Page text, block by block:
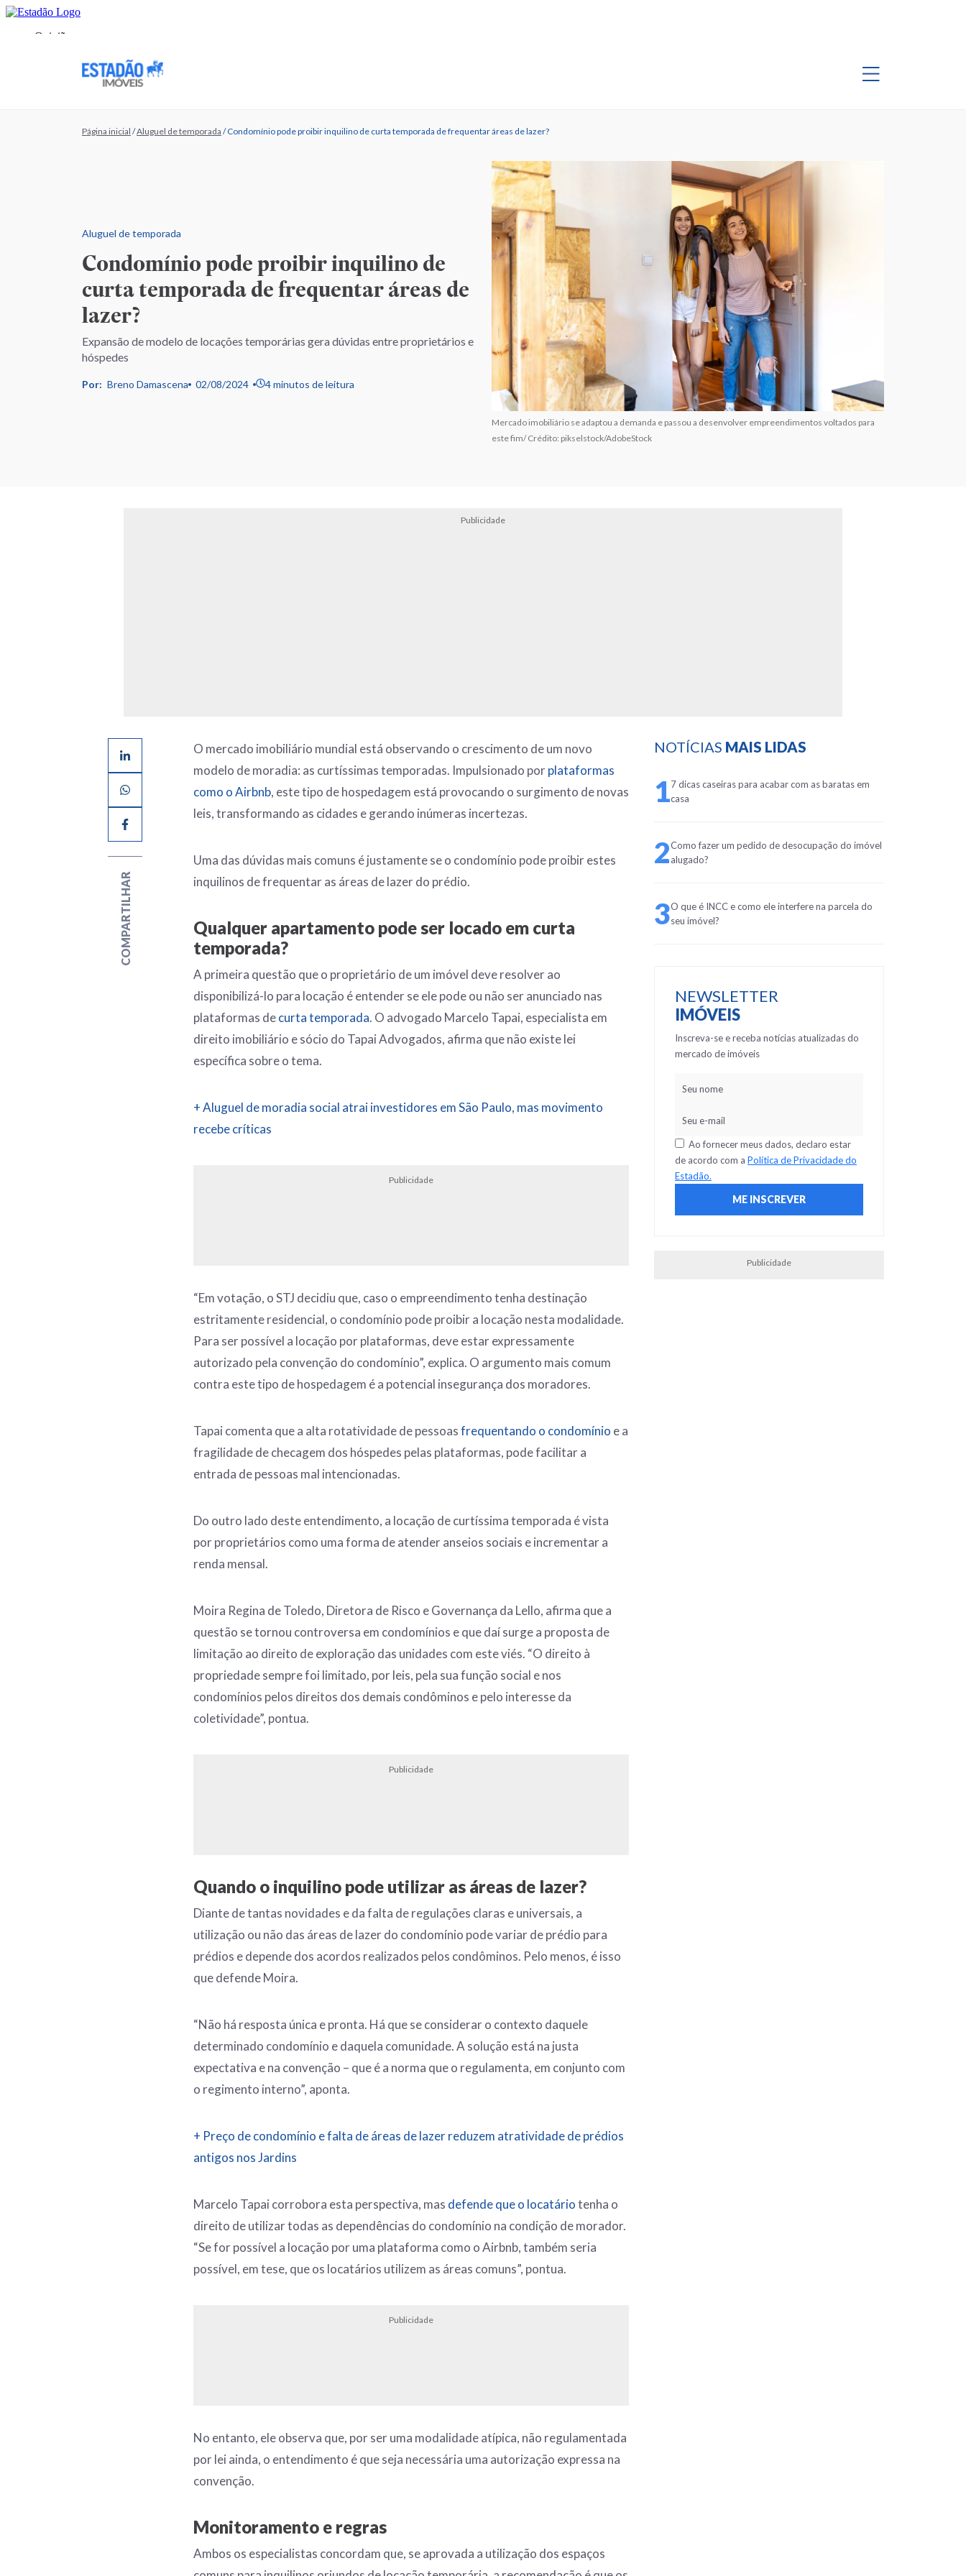
Página inicial /Aluguel de temporada /Condomínio pode proibir inquilino de curta temporada de frequentar áreas de lazer?
Aluguel de temporada
Condomínio pode proibir inquilino de
curta temporada de frequentar áreas de
lazer?
Expansão de modelo de locações temporárias gera dúvidas entre proprietários e
hóspedes
Por: Breno Damascena 02/08/2024 4 minutos de leitura
Mercado imobiliário se adaptou a demanda e passou a desenvolver empreendimentos voltados para
este fim/ Crédito: pikselstock/AdobeStock
Publicidade
COMPARTILHAR
O mercado imobiliário mundial está observando o crescimento de um novo
modelo de moradia: as curtíssimas temporadas. Impulsionado porplataformas
como o Airbnb, este tipo de hospedagem está provocando o surgimento de novas
leis, transformando as cidades e gerando inúmeras incertezas.
Uma das dúvidas mais comuns é justamente se o condomínio pode proibir estes
inquilinos de frequentar as áreas de lazer do prédio.
Qualquer apartamento pode ser locado em curta
temporada?
A primeira questão que o proprietário de um imóvel deve resolver ao
disponibilizá-lo para locação é entender se ele pode ou não ser anunciado nas
plataformas decurta temporada. O advogado Marcelo Tapai, especialista em
direito imobiliário e sócio do Tapai Advogados, afirma que não existe lei
específica sobre o tema.
+ Aluguel de moradia social atrai investidores em São Paulo, mas movimento
recebe críticas
Publicidade
“Em votação, o STJ decidiu que, caso o empreendimento tenha destinação
estritamente residencial, o condomínio pode proibir a locação nesta modalidade.
Para ser possível a locação por plataformas, deve estar expressamente
autorizado pela convenção do condomínio”, explica. O argumento mais comum
contra este tipo de hospedagem é a potencial insegurança dos moradores.
Tapai comenta que a alta rotatividade de pessoasfrequentando o condomínio e a
fragilidade de checagem dos hóspedes pelas plataformas, pode facilitar a
entrada de pessoas mal intencionadas.
Do outro lado deste entendimento, a locação de curtíssima temporada é vista
por proprietários como uma forma de atender anseios sociais e incrementar a
renda mensal.
Moira Regina de Toledo, Diretora de Risco e Governança da Lello, afirma que a
questão se tornou controversa em condomínios e que daí surge a proposta de
limitação ao direito de exploração das unidades com este viés. “O direito à
propriedade sempre foi limitado, por leis, pela sua função social e nos
condomínios pelos direitos dos demais condôminos e pelo interesse da
coletividade”, pontua.
Publicidade
Quando o inquilino pode utilizar as áreas de lazer?
Diante de tantas novidades e da falta de regulações claras e universais, a
utilização ou não das áreas de lazer do condomínio pode variar de prédio para
prédios e depende dos acordos realizados pelos condôminos. Pelo menos, é isso
que defende Moira.
“Não há resposta única e pronta. Há que se considerar o contexto daquele
determinado condomínio e daquela comunidade. A solução está na justa
expectativa e na convenção – que é a norma que o regulamenta, em conjunto com
o regimento interno”, aponta.
+ Preço de condomínio e falta de áreas de lazer reduzem atratividade de prédios
antigos nos Jardins
Marcelo Tapai corrobora esta perspectiva, mas defende que o locatáriotenha o
direito de utilizar todas as dependências do condomínio na condição de morador.
“Se for possível a locação por uma plataforma como o Airbnb, também seria
possível, em tese, que os locatários utilizem as áreas comuns”, pontua.
Publicidade
No entanto, ele observa que, por ser uma modalidade atípica, não regulamentada
por lei ainda, o entendimento é que seja necessária uma autorização expressa na
convenção.
Monitoramento e regras
Ambos os especialistas concordam que, se aprovada a utilização dos espaços
NOTÍCIAS MAIS LIDAS
17 dicas caseiras para acabar com as baratas em
casa
2Como fazer um pedido de desocupação do imóvel
alugado?
3O que é INCC e como ele interfere na parcela do
seu imóvel?
NEWSLETTER
IMÓVEIS
Inscreva-se e receba notícias atualizadas do
mercado de imóveis
Ao fornecer meus dados, declaro estar
de acordo com a Política de Privacidade do
Estadão.
Publicidade